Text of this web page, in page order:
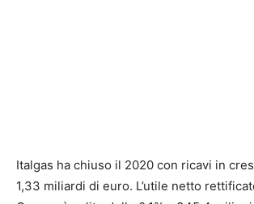
Italgas ha chiuso il 2020 con ricavi in
1,33 miliardi di euro. L’utile netto